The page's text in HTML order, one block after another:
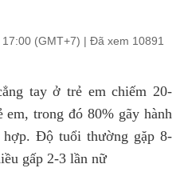
(GMT+7) | Đã xem 10891
tay ở trẻ em chiếm 20-
trong đó 80% gãy hành
hợp. Độ tuổi thường gặp 8-
gấp 2-3 lần nữ